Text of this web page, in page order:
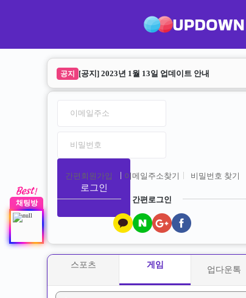
공지 [공지] 2023년 1월 13일 업데이트 안내
로그인
간편회원가입 이메일주소찾기 비밀번호 찾기
간편로그인
스포츠 게임
업다운톡
채팅방